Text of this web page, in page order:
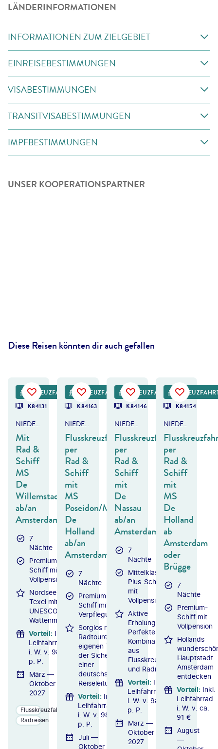
LÄNDERINFORMATIONEN
INFORMATIONEN ZUM ZIELGEBIET
EINREISEBESTIMMUNGEN
VISABESTIMMUNGEN
TRANSITVISABESTIMMUNGEN
IMPFBESTIMMUNGEN
UNSER KOOPERATIONSPARTNER
Diese Reisen könnten dir auch gefallen
FRÜHBUCHER-VORTEIL
KREUZFAHRT
K84131
NIEDERLANDE - NORDROUTE
Mit
Rad &
Schiff
MS
De
Willemstad
ab/an
Amsterdam
7
Nächte
Premium-
Schiff mit
Vollpension
Nordseeinsel
Texel mit
UNESCO-
Wattenmeer
Vorteil: Inkl.
Leihfahrrad
i. W. v. 98 €
p. P.
März —
Oktober
2027
Flusskreuzfahrten
Radreisen
FRÜHBUCHER-VORTEIL
KREUZFAHRT
K84163
NIEDERLANDE - NORD-/SÜDROUTE
Flusskreuzfahrt
per
Rad &
Schiff
mit
MS
Poseidon/MS
De
Holland
ab/an
Amsterdam
7
Nächte
Premium-
Schiff mit
Verpflegung
Sorglos radeln:
Radtouren im
eigenen Tempo mit
der Sicherheit
einer
deutschsprachigen
Reiseleitung
Vorteil: Inkl.
Leihfahrrad
i. W. v. 98 €
p. P.
Juli —
Oktober
FRÜHBUCHER-VORTEIL
KREUZFAHRT
K84146
NIEDERLANDE - HANSEROUTE
Flusskreuzfahrt
per
Rad &
Schiff
mit
De
Nassau
ab/an
Amsterdam
7
Nächte
Mittelklasse-
Plus-Schiff
mit
Vollpension
Aktive
Erholung:
Perfekte
Kombination
aus
Flusskreuzfahrt
und Radreise
Vorteil: Inkl.
Leihfahrrad
i. W. v. 98 €
p. P.
März —
Oktober
2027
K84154
NIEDERLANDE & BELGIEN
per
Rad &
Schiff
mit
MS
De
Holland
ab
Amsterdam
oder
Brügge
7
Nächte
Premium-
Schiff mit
Vollpension
Hollands
Hauptstadt
Amsterdam
entdecken
Vorteil: Inkl.
Leihfahrrad
i. W. v. ca.
91 €
August
—